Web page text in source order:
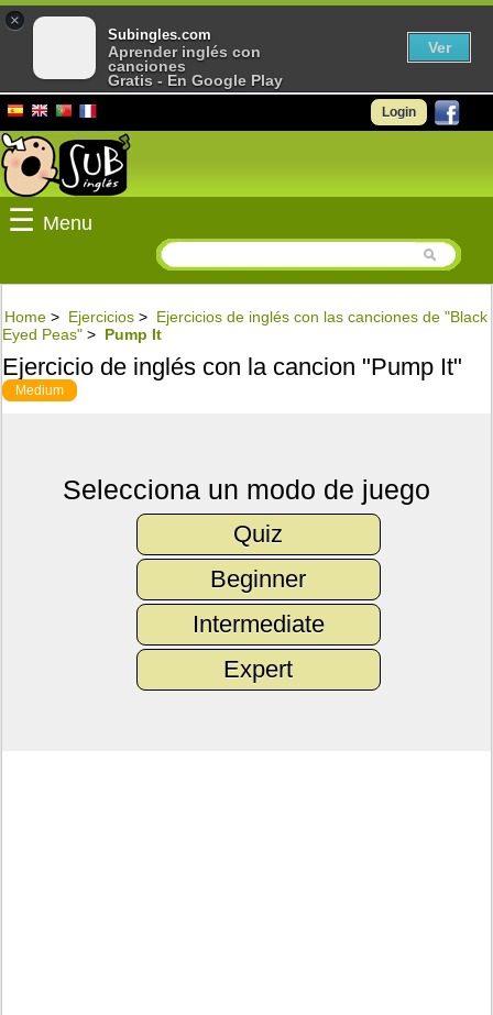
Login
☰ Menu
Home > Ejercicios > Ejercicios de inglés con las canciones de "Black
Eyed Peas" > Pump It
Ejercicio de inglés con la cancion "Pump It"
Medium
Selecciona un modo de juego
Quiz
Beginner
Intermediate
Expert
×
Subingles.com
Aprender inglés con
canciones
Gratis - En Google Play
Ver